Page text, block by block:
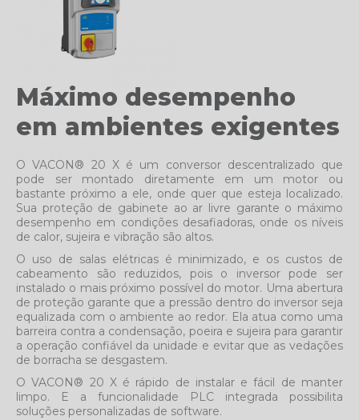
Máximo desempenho
em ambientes exigentes
O VACON® 20 X é um conversor descentralizado que
pode ser montado diretamente em um motor ou
bastante próximo a ele, onde quer que esteja localizado.
Sua proteção de gabinete ao ar livre garante o máximo
desempenho em condições desafiadoras, onde os níveis
de calor, sujeira e vibração são altos.
O uso de salas elétricas é minimizado, e os custos de
cabeamento são reduzidos, pois o inversor pode ser
instalado o mais próximo possível do motor. Uma abertura
de proteção garante que a pressão dentro do inversor seja
equalizada com o ambiente ao redor. Ela atua como uma
barreira contra a condensação, poeira e sujeira para garantir
a operação confiável da unidade e evitar que as vedações
de borracha se desgastem.
O VACON® 20 X é rápido de instalar e fácil de manter
limpo. E a funcionalidade PLC integrada possibilita
soluções personalizadas de software.